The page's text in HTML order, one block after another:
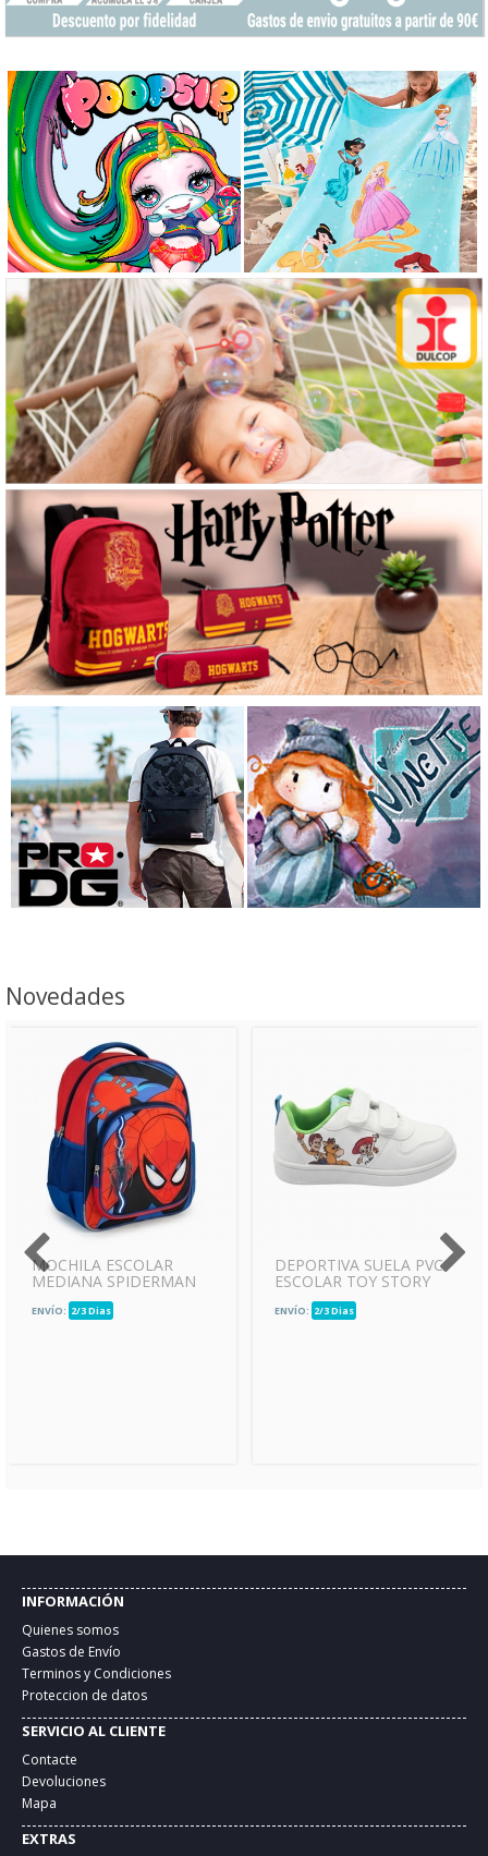
Novedades
MOCHILA ESCOLAR
MEDIANA SPIDERMAN
ENVÍO:2/3 Dias
DEPORTIVA SUELA PVC
ESCOLAR TOY STORY
ENVÍO:2/3 Dias
INFORMACIÓN
Quienes somos
Gastos de Envío
Terminos y Condiciones
Proteccion de datos
SERVICIO AL CLIENTE
Contacte
Devoluciones
Mapa
EXTRAS